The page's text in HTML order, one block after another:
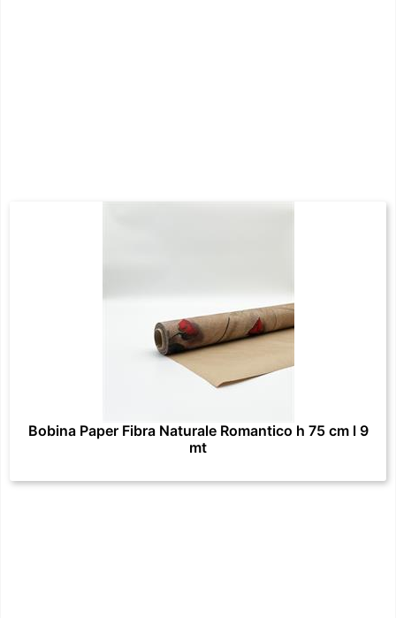
Bobina Paper Fibra Naturale Romantico h 75 cm l 9
mt